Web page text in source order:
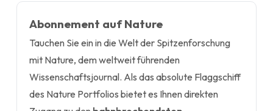
Abonnement auf Nature
Tauchen Sie ein in die Welt der Spitzenforschung
mit Nature, dem weltweit führenden
Wissenschaftsjournal. Als das absolute Flaggschiff
des Nature Portfolios bietet es Ihnen direkten